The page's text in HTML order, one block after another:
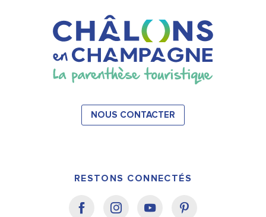
NOUS CONTACTER
RESTONS CONNECTÉS